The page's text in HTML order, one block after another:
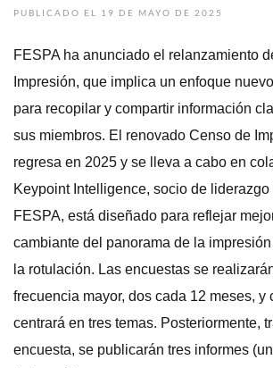
PUBLICADO EL 19 DE MAYO DE 2025
FESPA ha anunciado el relanzamiento
Impresión, que implica un enfoque
para recopilar y compartir información
sus miembros. El renovado Censo de
regresa en 2025 y se lleva a cabo en
Keypoint Intelligence, socio de
FESPA, está diseñado para reflejar
cambiante del panorama de la
la rotulación. Las encuestas se
frecuencia mayor, dos cada 12 meses, y
centrará en tres temas. Posteriormente,
encuesta, se publicarán tres informes